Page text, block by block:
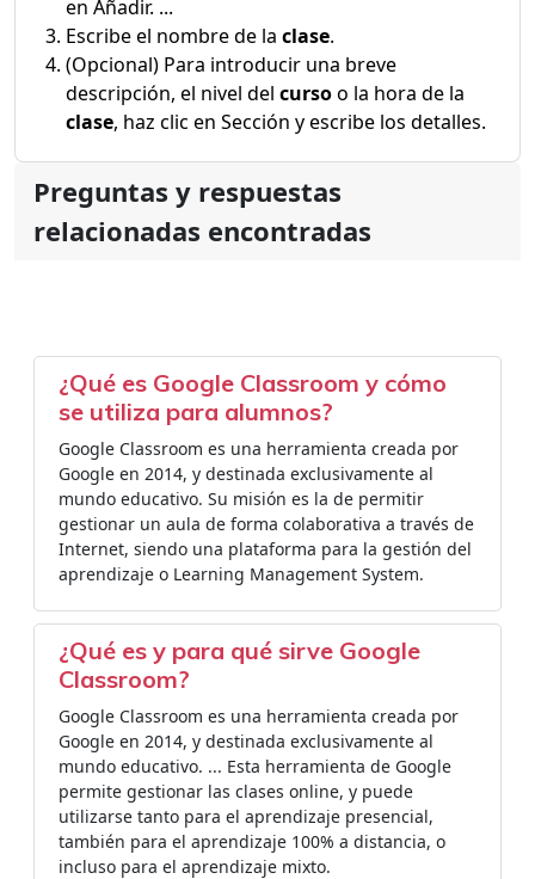
en Añadir. ...
Escribe el nombre de la clase.
(Opcional) Para introducir una breve
descripción, el nivel del cursoo la hora de la
clase, haz clic en Sección y escribe los detalles.
Preguntas y respuestas
relacionadas encontradas
¿Qué es Google Classroom y cómo
se utiliza para alumnos?
Google Classroom es una herramienta creada por
Google en 2014, y destinada exclusivamente al
mundo educativo. Su misión es la de permitir
gestionar un aula de forma colaborativa a través de
Internet, siendo una plataforma para la gestión del
aprendizaje o Learning Management System.
¿Qué es y para qué sirve Google
Classroom?
Google Classroom es una herramienta creada por
Google en 2014, y destinada exclusivamente al
mundo educativo. ... Esta herramienta de Google
permite gestionar las clases online, y puede
utilizarse tanto para el aprendizaje presencial,
también para el aprendizaje 100% a distancia, o
incluso para el aprendizaje mixto.